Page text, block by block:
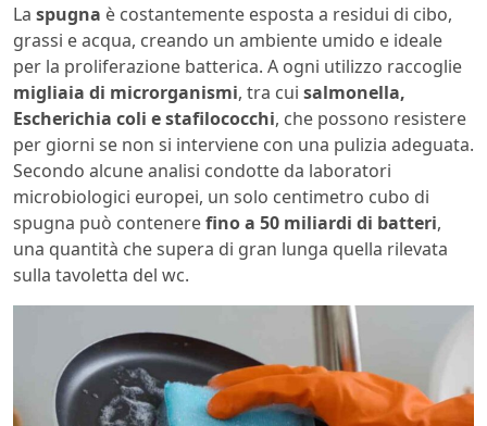
La spugna è costantemente esposta a residui di cibo,
grassi e acqua, creando un ambiente umido e ideale
per la proliferazione batterica. A ogni utilizzo raccoglie
migliaia di microrganismi, tra cui salmonella,
Escherichia coli e stafilococchi, che possono resistere
per giorni se non si interviene con una pulizia adeguata.
Secondo alcune analisi condotte da laboratori
microbiologici europei, un solo centimetro cubo di
spugna può contenerefino a 50 miliardi di batteri,
una quantità che supera di gran lunga quella rilevata
sulla tavoletta del wc.